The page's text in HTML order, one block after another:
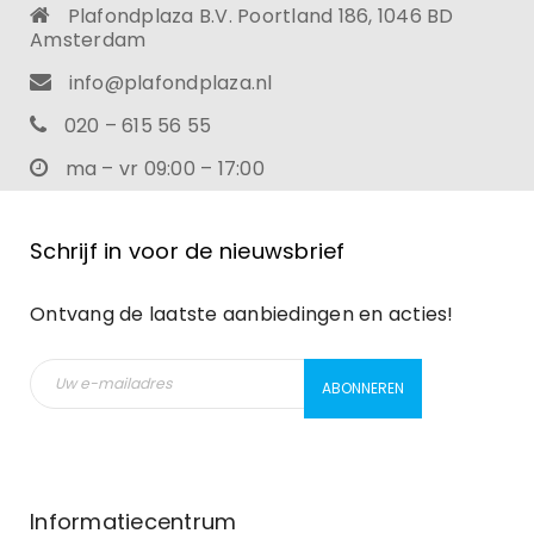
Plafondplaza B.V. Poortland 186, 1046 BD
Amsterdam
info@plafondplaza.nl
020 – 615 56 55
ma – vr 09:00 – 17:00
Schrijf in voor de nieuwsbrief
Ontvang de laatste aanbiedingen en acties!
Informatiecentrum